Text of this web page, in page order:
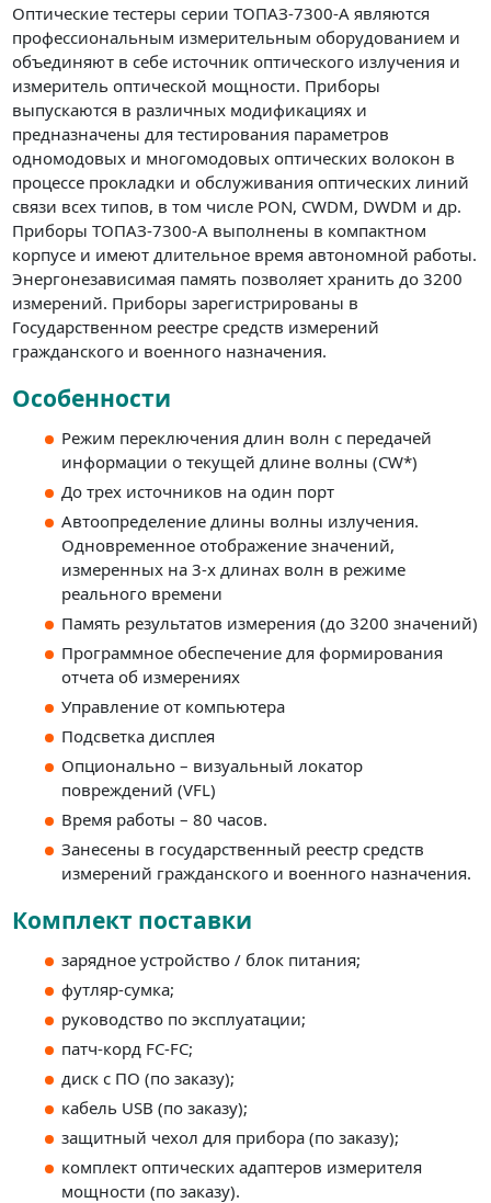
Оптические тестеры серии ТОПАЗ-7300-А являются
профессиональным измерительным оборудованием и
объединяют в себе источник оптического излучения и
измеритель оптической мощности. Приборы
выпускаются в различных модификациях и
предназначены для тестирования параметров
одномодовых и многомодовых оптических волокон в
процессе прокладки и обслуживания оптических линий
связи всех типов, в том числе PON, CWDM, DWDM и др.
Приборы ТОПАЗ-7300-А выполнены в компактном
корпусе и имеют длительное время автономной работы.
Энергонезависимая память позволяет хранить до 3200
измерений. Приборы зарегистрированы в
Государственном реестре средств измерений
гражданского и военного назначения.
Особенности
Режим переключения длин волн с передачей
информации о текущей длине волны (CW*)
До трех источников на один порт
Автоопределение длины волны излучения.
Одновременное отображение значений,
измеренных на 3-х длинах волн в режиме
реального времени
Память результатов измерения (до 3200 значений)
Программное обеспечение для формирования
отчета об измерениях
Управление от компьютера
Подсветка дисплея
Опционально – визуальный локатор
повреждений (VFL)
Время работы – 80 часов.
Занесены в государственный реестр средств
измерений гражданского и военного назначения.
Комплект поставки
зарядное устройство / блок питания;
футляр-сумка;
руководство по эксплуатации;
патч-корд FC-FC;
диск с ПО (по заказу);
кабель USB (по заказу);
защитный чехол для прибора (по заказу);
комплект оптических адаптеров измерителя
мощности (по заказу).